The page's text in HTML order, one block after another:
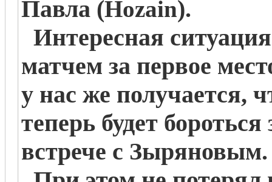
Павла (Hozain).
Интересная
матчем за первое
у нас же получается,
теперь будет
встрече с